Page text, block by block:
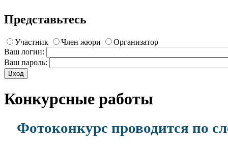
Представьтесь
Участник Член жюри
Организатор
Ваш логин:
Ваш пароль:
Конкурсные работы
Фотоконкурс проводится по